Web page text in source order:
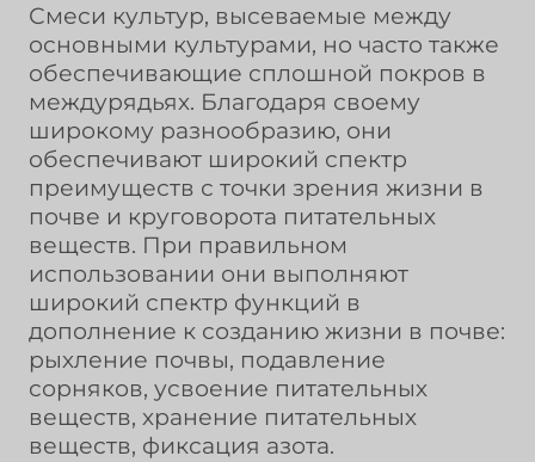
Смеси культур, высеваемые между
основными культурами, но часто также
обеспечивающие сплошной покров в
междурядьях. Благодаря своему
широкому разнообразию, они
обеспечивают широкий спектр
преимуществ с точки зрения жизни в
почве и круговорота питательных
веществ. При правильном
использовании они выполняют
широкий спектр функций в
дополнение к созданию жизни в почве:
рыхление почвы, подавление
сорняков, усвоение питательных
веществ, хранение питательных
веществ, фиксация азота.